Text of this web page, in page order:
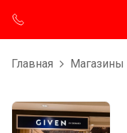
Главная Магазины